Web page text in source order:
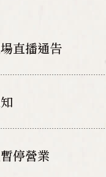
直播通告
停營業